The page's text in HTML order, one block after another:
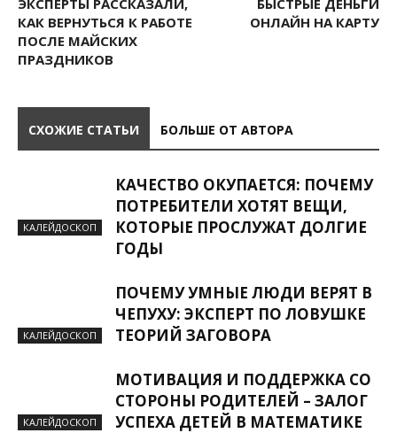
ЭКСПЕРТЫ РАССКАЗАЛИ,
КАК ВЕРНУТЬСЯ К РАБОТЕ
ПОСЛЕ МАЙСКИХ
ПРАЗДНИКОВ
БЫСТРЫЕ ДЕНЬГИ
ОНЛАЙН НА КАРТУ
СХОЖИЕ СТАТЬИ БОЛЬШЕ ОТ АВТОРА
КАЛЕЙДОСКОП
КАЧЕСТВО ОКУПАЕТСЯ: ПОЧЕМУ
ПОТРЕБИТЕЛИ ХОТЯТ ВЕЩИ,
КОТОРЫЕ ПРОСЛУЖАТ ДОЛГИЕ
ГОДЫ
КАЛЕЙДОСКОП
ПОЧЕМУ УМНЫЕ ЛЮДИ ВЕРЯТ В
ЧЕПУХУ: ЭКСПЕРТ ПО ЛОВУШКЕ
ТЕОРИЙ ЗАГОВОРА
КАЛЕЙДОСКОП
МОТИВАЦИЯ И ПОДДЕРЖКА СО
СТОРОНЫ РОДИТЕЛЕЙ – ЗАЛОГ
УСПЕХА ДЕТЕЙ В МАТЕМАТИКЕ